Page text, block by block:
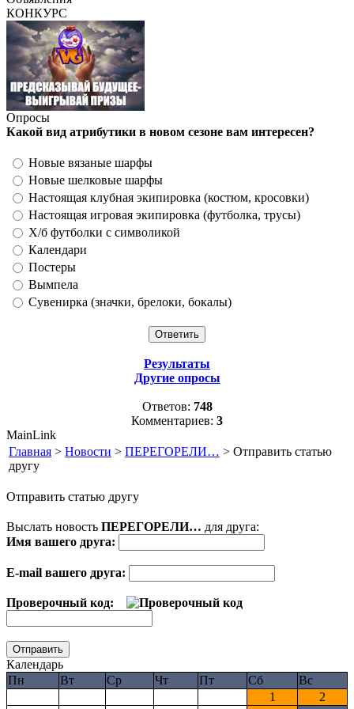
КОНКУРС
Опросы
Какой вид атрибутики в новом сезоне вам интересен?
Новые вязаные шарфы
Новые шелковые шарфы
Настоящая клубная экипировка (костюм, кросовки)
Настоящая игровая экипировка (футболка, трусы)
Х/б футболки с символикой
Календари
Постеры
Вымпела
Сувенирка (значки, брелоки, бокалы)
Результаты
Другие опросы
Ответов: 748
Комментариев: 3
MainLink
Главная > Новости > ПЕРЕГОРЕЛИ… > Отправить статью
другу
Отправить статью другу
Выслать новость ПЕРЕГОРЕЛИ… для друга:
Имя вашего друга:
E-mail вашего друга:
Проверочный код:
Календарь
Пн
Вт Ср Чт Пт Сб
Вс
1
2